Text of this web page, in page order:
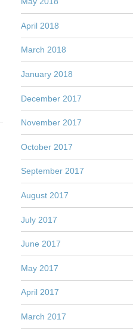
April 2018
March 2018
January 2018
December 2017
November 2017
October 2017
September 2017
August 2017
July 2017
June 2017
May 2017
April 2017
March 2017